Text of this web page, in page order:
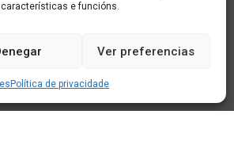
e funcións.
Ver preferencias
Política de privacidade